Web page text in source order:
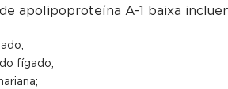
apolipoproteína A-1 baixa
fígado;